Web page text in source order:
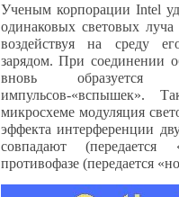
Ученым корпорации Intel
одинаковых световых
воздействуя на среду
зарядом. При соединении
вновь образуется
импульсов-«вспышек».
микросхеме модуляция
эффекта интерференции
совпадают
противофазе (передается